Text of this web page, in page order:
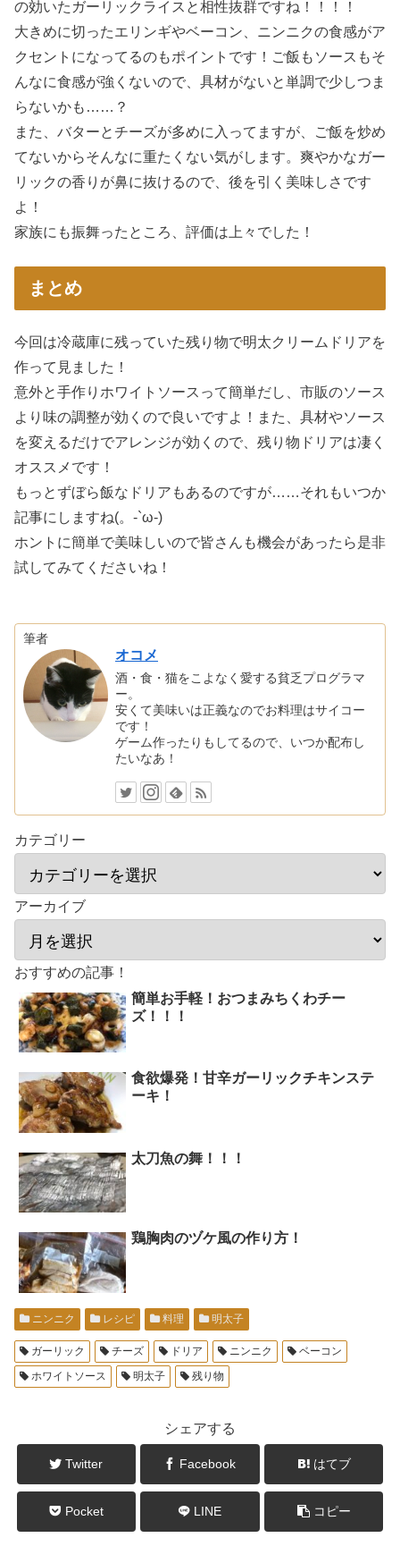
の効いたガーリックライスと相性抜群ですね！！！！
大きめに切ったエリンギやベーコン、ニンニクの食感がア
クセントになってるのもポイントです！ご飯もソースもそ
んなに食感が強くないので、具材がないと単調で少しつま
らないかも……？
また、バターとチーズが多めに入ってますが、ご飯を炒め
てないからそんなに重たくない気がします。爽やかなガー
リックの香りが鼻に抜けるので、後を引く美味しさです
よ！
家族にも振舞ったところ、評価は上々でした！
まとめ
今回は冷蔵庫に残っていた残り物で明太クリームドリアを
作って見ました！
意外と手作りホワイトソースって簡単だし、市販のソース
より味の調整が効くので良いですよ！また、具材やソース
を変えるだけでアレンジが効くので、残り物ドリアは凄く
オススメです！
もっとずぼら飯なドリアもあるのですが……それもいつか
記事にしますね(。-`ω-)
ホントに簡単で美味しいので皆さんも機会があったら是非
試してみてくださいね！
筆者
オコメ
酒・食・猫をこよなく愛する貧乏プログラマ
ー。
安くて美味いは正義なのでお料理はサイコー
です！
ゲーム作ったりもしてるので、いつか配布し
たいなあ！
カテゴリー
アーカイブ
おすすめの記事！
簡単お手軽！おつまみちくわチー
ズ！！！
食欲爆発！甘辛ガーリックチキンステ
ーキ！
太刀魚の舞！！！
鶏胸肉のヅケ風の作り方！
ニンニク レシピ 料理 明太子
ガーリック チーズ ドリア ニンニク
ベーコン
ホワイトソース
明太子 残り物
シェアする
Twitter Facebook はてブ
Pocket LINE コピー